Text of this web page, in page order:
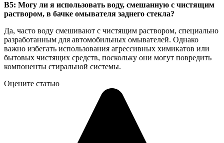
В5: Могу ли я использовать воду, смешанную с чистящим
раствором, в бачке омывателя заднего стекла?
Да, часто воду смешивают с чистящим раствором, специально
разработанным для автомобильных омывателей. Однако
важно избегать использования агрессивных химикатов или
бытовых чистящих средств, поскольку они могут повредить
компоненты стиральной системы.
Оцените статью